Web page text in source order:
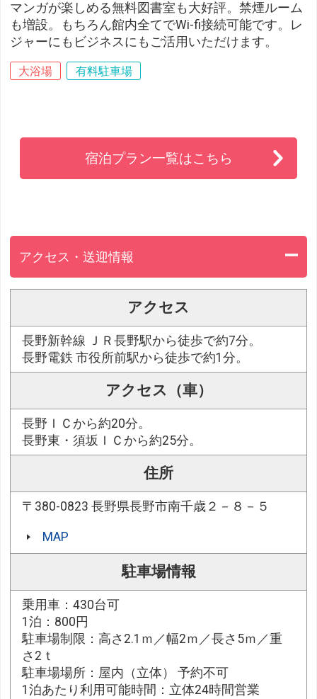
マンガが楽しめる無料図書室も大好評。禁煙ルーム
も増設。もちろん館内全てでWi-fi接続可能です。レ
ジャーにもビジネスにもご活用いただけます。
大浴場 有料駐車場
宿泊プラン一覧はこちら
アクセス・送迎情報
アクセス
長野新幹線 ＪＲ長野駅から徒歩で約7分。
長野電鉄 市役所前駅から徒歩で約1分。
アクセス（車）
長野ＩＣから約20分。
長野東・須坂ＩＣから約25分。
住所
〒380-0823 長野県長野市南千歳２－８－５
MAP
駐車場情報
乗用車：430台可
1泊：800円
駐車場制限：高さ2.1ｍ／幅2ｍ／長さ5ｍ／重
さ2ｔ
駐車場場所：屋内（立体） 予約不可
1泊あたり利用可能時間：立体24時間営業